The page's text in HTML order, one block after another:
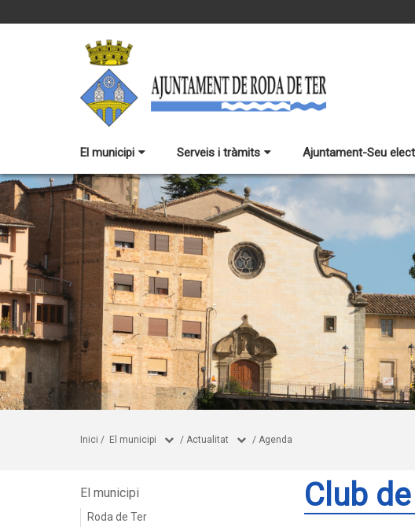
El municipi Serveis i tràmits Ajuntament-Seu
Inici / El municipi / Actualitat / Agenda
El municipi
Roda de Ter
Club